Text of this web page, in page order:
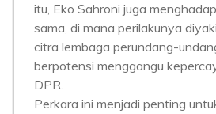
itu, Eko Sahroni juga
sama, di mana perilakunya
citra lembaga perundang-
berpotensi menggangu
DPR.
Perkara ini menjadi penting